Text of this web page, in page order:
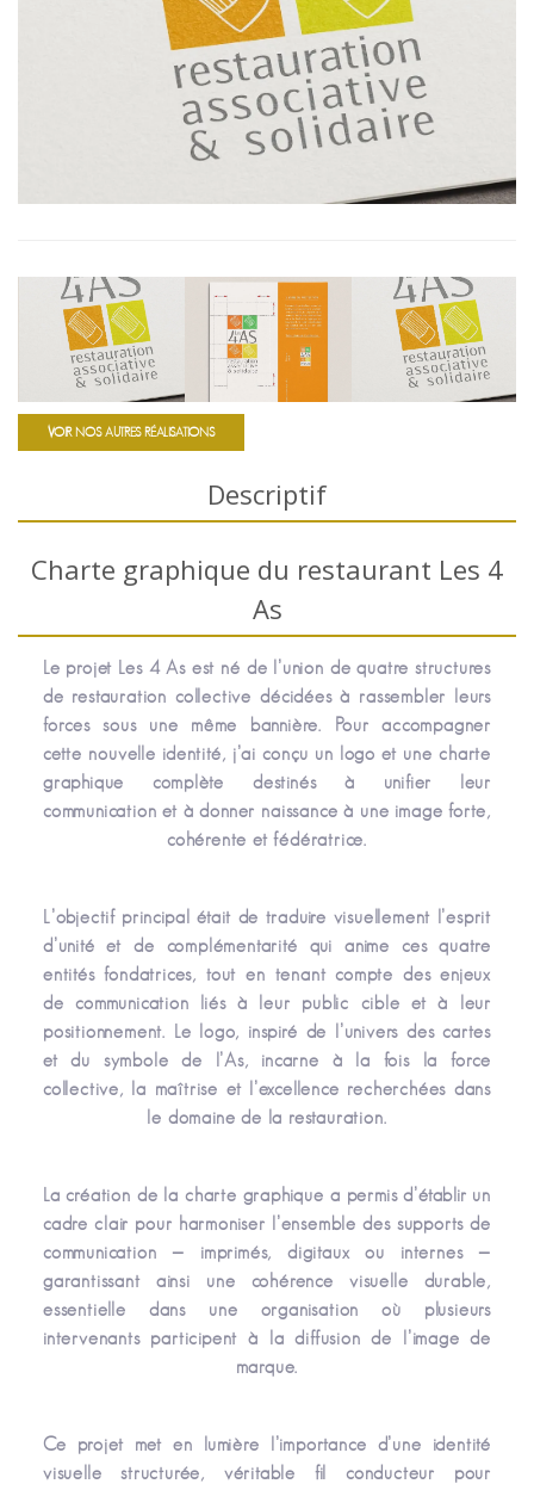
VOIR NOS AUTRES RÉALISATIONS
Descriptif
Charte graphique du restaurant Les 4
As
Le projet Les 4 As est né de l’union de quatre structures
de restauration collective décidées à rassembler leurs
forces sous une même bannière. Pour accompagner
cette nouvelle identité, j’ai conçu un logo et une charte
graphique complète destinés à unifier leur
communication et à donner naissance à une image forte,
cohérente et fédératrice.
L’objectif principal était de traduire visuellement l’esprit
d’unité et de complémentarité qui anime ces quatre
entités fondatrices, tout en tenant compte des enjeux
de communication liés à leur public cible et à leur
positionnement. Le logo, inspiré de l’univers des cartes
et du symbole de l’As, incarne à la fois la force
collective, la maîtrise et l’excellence recherchées dans
le domaine de la restauration.
La création de la charte graphique a permis d’établir un
cadre clair pour harmoniser l’ensemble des supports de
communication — imprimés, digitaux ou internes —
garantissant ainsi une cohérence visuelle durable,
essentielle dans une organisation où plusieurs
intervenants participent à la diffusion de l’image de
marque.
Ce projet met en lumière l’importance d’une identité
visuelle structurée, véritable fil conducteur pour